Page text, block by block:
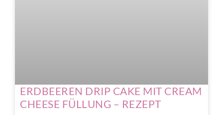
ERDBEEREN DRIP CAKE MIT CREAM
CHEESE FÜLLUNG – REZEPT